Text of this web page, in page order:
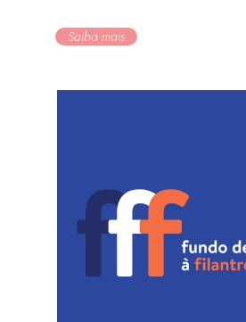
Saiba mais